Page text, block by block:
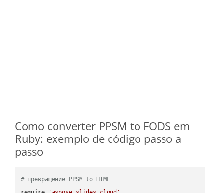
Como converter PPSM to FODS em
Ruby: exemplo de código passo a
passo
# превращение PPSM to HTML